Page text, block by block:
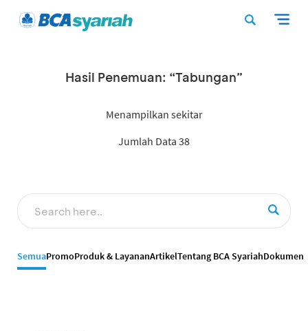
Hasil Penemuan: “Tabungan”
Menampilkan sekitar
Jumlah Data 38
SemuaPromoProduk & LayananArtikelTentang BCA SyariahDokumen